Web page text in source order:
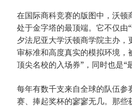
在国际商科竞赛的版图中，沃顿
处于金字塔的最顶端。它不仅由
夕法尼亚大学沃顿商学院主办，
审标准和高度真实的模拟环境，
顶尖名校的入场券”，同时也是“
每年有数千支来自全球的队伍参
赛、捧起奖杯的寥寥无几。那些